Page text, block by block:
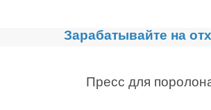
Главная
Сортировочные
Зарабатывайте на
Пресс для